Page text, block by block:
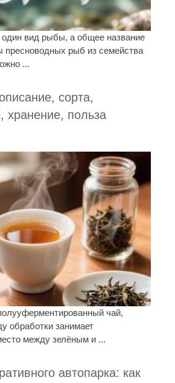
вид рыбы, а общее название
пресноводных рыб из семейства
...
сорта,
хранение, польза
чай,
обработки занимает
между зелёным и ...
автопарка: как